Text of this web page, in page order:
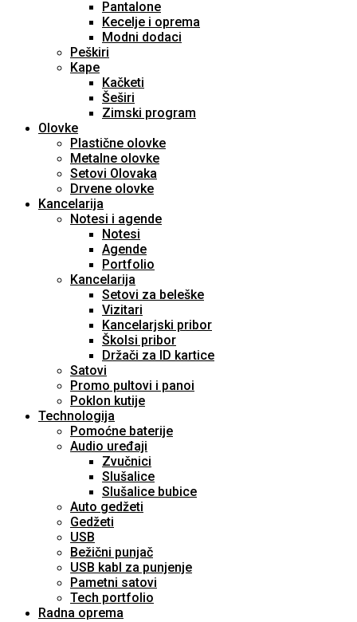
Pantalone
Kecelje i oprema
Modni dodaci
Peškiri
Kape
Kačketi
Šeširi
Zimski program
Olovke
Plastične olovke
Metalne olovke
Setovi Olovaka
Drvene olovke
Kancelarija
Notesi i agende
Notesi
Agende
Portfolio
Kancelarija
Setovi za beleške
Vizitari
Kancelarjski pribor
Školsi pribor
Držači za ID kartice
Satovi
Promo pultovi i panoi
Poklon kutije
Technologija
Pomoćne baterije
Audio uređaji
Zvučnici
Slušalice
Slušalice bubice
Auto gedžeti
Gedžeti
USB
Bežični punjač
USB kabl za punjenje
Pametni satovi
Tech portfolio
Radna oprema